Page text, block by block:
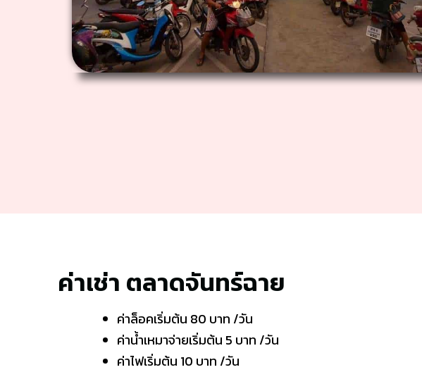
ค่าเช่า ตลาดจันทร์ฉาย
ค่าล็อคเริ่มต้น 80 บาท /วัน
ค่าน้ำเหมาจ่ายเริ่มต้น 5 บาท /วัน
ค่าไฟเริ่มต้น 10 บาท /วัน